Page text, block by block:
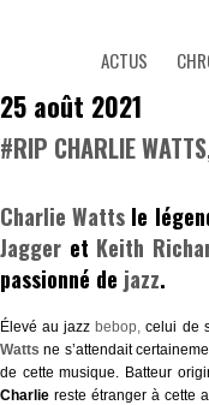
ACTUS
25 août 2021
#RIP CHARLIE
Charlie Watts le
Jagger et Keith
passionné de jazz.
Élevé au jazz bebop, celui de
Watts ne s’attendait
de cette musique. Batteur
Charlie reste étranger à cette